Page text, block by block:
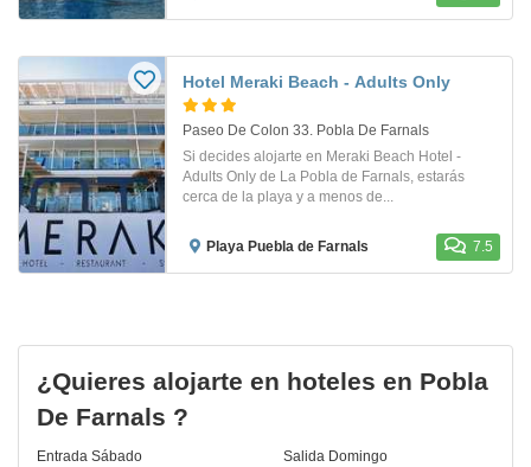
Hotel Meraki Beach - Adults Only
Paseo De Colon 33. Pobla De Farnals
Si decides alojarte en Meraki Beach Hotel -
Adults Only de La Pobla de Farnals, estarás
cerca de la playa y a menos de...
Playa Puebla de Farnals 7.5
¿Quieres alojarte en hoteles en Pobla
De Farnals ?
Entrada Sábado Salida Domingo